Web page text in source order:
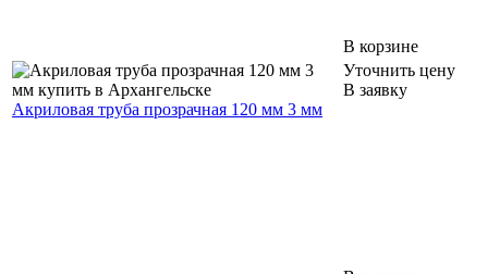
В корзине
Акриловая труба прозрачная 120 мм 3 мм
Уточнить цену
В заявку